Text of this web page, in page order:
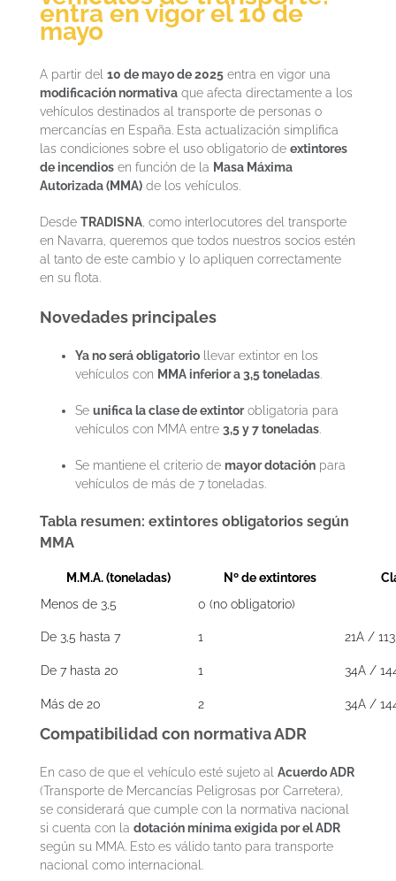
entra en vigor el 10 de
mayo
A partir del 10 de mayo de 2025entra en vigor una
modificación normativaque afecta directamente a los
vehículos destinados al transporte de personas o
mercancías en España. Esta actualización simplifica
las condiciones sobre el uso obligatorio de extintores
de incendiosen función de la Masa Máxima
Autorizada (MMA)de los vehículos.
Desde TRADISNA, como interlocutores del transporte
en Navarra, queremos que todos nuestros socios estén
al tanto de este cambio y lo apliquen correctamente
en su flota.
Novedades principales
Ya no será obligatoriollevar extintor en los
vehículos con MMA inferior a 3,5 toneladas.
Se unifica la clase de extintorobligatoria para
vehículos con MMA entre 3,5 y 7 toneladas.
Se mantiene el criterio de mayor dotaciónpara
vehículos de más de 7 toneladas.
Tabla resumen: extintores obligatorios según
MMA
M.M.A. (toneladas) Nº de extintores
Menos de 3,5
0 (no obligatorio)
De 3,5 hasta 7 1 21A /
De 7 hasta 20 1 34A /
Más de 20 2 34A /
Compatibilidad con normativa ADR
En caso de que el vehículo esté sujeto al Acuerdo ADR
(Transporte de Mercancías Peligrosas por Carretera),
se considerará que cumple con la normativa nacional
si cuenta con la dotación mínima exigida por el ADR
según su MMA. Esto es válido tanto para transporte
nacional como internacional.